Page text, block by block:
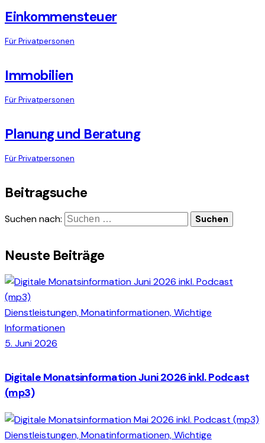
Einkommensteuer
Für Privatpersonen
Immobilien
Für Privatpersonen
Planung und Beratung
Für Privatpersonen
Beitragsuche
Suchen nach:
Neuste Beiträge
Dienstleistungen,Monatinformationen,Wichtige
Informationen
5. Juni 2026
Digitale Monatsinformation Juni 2026 inkl. Podcast
(mp3)
Dienstleistungen,Monatinformationen,Wichtige